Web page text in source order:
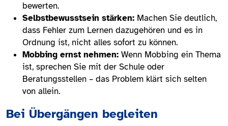
bewerten.
Selbstbewusstsein stärken: Machen Sie deutlich,
dass Fehler zum Lernen dazugehören und es in
Ordnung ist, nicht alles sofort zu können.
Mobbing ernst nehmen: Wenn Mobbing ein Thema
ist, sprechen Sie mit der Schule oder
Beratungsstellen – das Problem klärt sich selten
von allein.
Bei Übergängen begleiten